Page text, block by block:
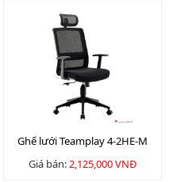
Ghế lưới Teamplay 4-2HE-M
Giá bán:2,125,000 VNĐ